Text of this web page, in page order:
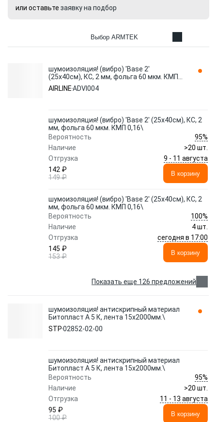
или оставьте заявку на подбор
Выбор ARMTEK
шумоизоляция! (вибро) 'Base 2'
(25x40см), КС, 2 мм, фольга 60 мкм. КМП
0,16\ ADVI004 AIRLINE
AIRLINEADVI004
шумоизоляция! (вибро) 'Base 2' (25x40см), КС, 2
мм, фольга 60 мкм. КМП 0,16\
Вероятность
95%
Наличие
>20 шт.
Отгрузка
9 - 11 августа
142 ₽
149 ₽
В корзину
шумоизоляция! (вибро) 'Base 2' (25x40см), КС, 2
мм, фольга 60 мкм. КМП 0,16\
Вероятность
100%
Наличие
4 шт.
Отгрузка
сегодня в 17:00
145 ₽
153 ₽
В корзину
Показать еще 126 предложений
шумоизоляция! антискрипный материал
Битопласт А 5 К, лента 15х2000мм.\
STP02852-02-00
шумоизоляция! антискрипный материал
Битопласт А 5 К, лента 15х2000мм.\
Вероятность
95%
Наличие
>20 шт.
Отгрузка
11 - 13 августа
95 ₽
100 ₽
В корзину